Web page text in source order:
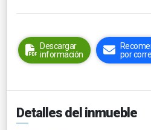
Descargar
información
por
Detalles del inmueble